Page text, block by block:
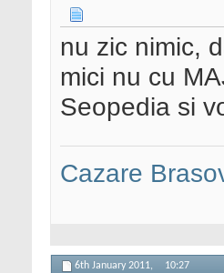
nu zic nimic,
mici nu cu
Seopedia si
Cazare
6th January 2011, 10:27